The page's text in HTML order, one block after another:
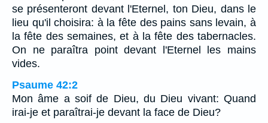
se présenteront devant l'Eternel, ton Dieu, dans le
lieu qu'il choisira: à la fête des pains sans levain, à
la fête des semaines, et à la fête des tabernacles.
On ne paraîtra point devant l'Eternel les mains
vides.
Psaume 42:2
Mon âme a soif de Dieu, du Dieu vivant: Quand
irai-je et paraîtrai-je devant la face de Dieu?